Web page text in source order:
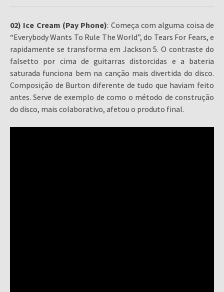
02) Ice Cream (Pay Phone): Começa com alguma coisa de
“Everybody Wants To Rule The World”, do Tears For Fears, e
rapidamente se transforma em Jackson 5. O contraste do
falsetto por cima de guitarras distorcidas e a bateria
saturada funciona bem na canção mais divertida do disco.
Composição de Burton diferente de tudo que haviam feito
antes. Serve de exemplo de como o método de construção
do disco, mais colaborativo, afetou o produto final.